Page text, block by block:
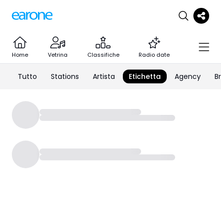
Home Vetrina Classifiche Radio date
Tutto Stations Artista Etichetta Agency